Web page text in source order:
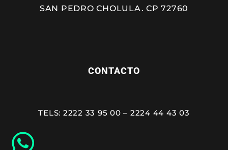
SAN PEDRO CHOLULA. CP 72760
CONTACTO
TELS: 2222 33 95 00 – 2224 44 43 03